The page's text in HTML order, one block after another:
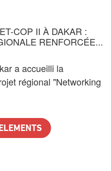
COP II À DAKAR :
RENFORCÉE...
a accueilli la
régional "Networking